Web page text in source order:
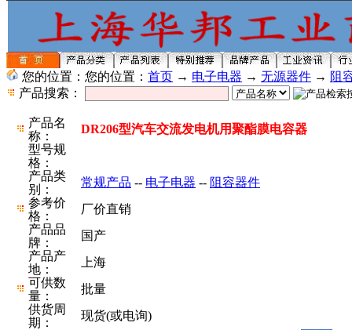
您的位置：您的位置： 首页 → 电子电器 → 无源器件 → 阻
产品搜索：
产品名
称：
DR206型汽车交流发电机用聚酯膜电容器
型号规
格：
产品类
别：
常规产品 -- 电子电器 -- 阻容器件
参考价
格：
厂价直销
产品品
牌：
国产
产品产
地：
上海
可供数
量：
批量
供货周
期：
现货(或电询)